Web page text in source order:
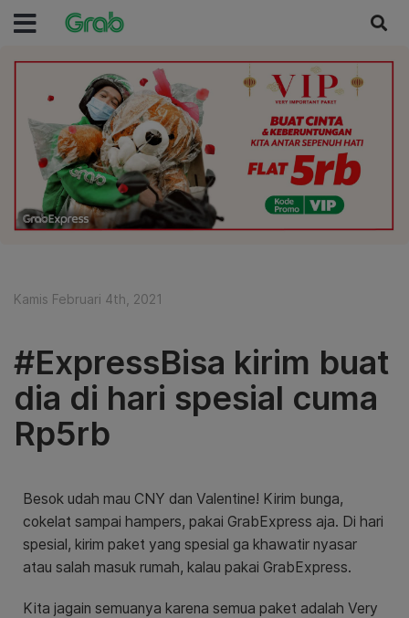
Kamis Februari 4th, 2021
#ExpressBisa kirim buat
dia di hari spesial cuma
Rp5rb
Besok udah mau CNY dan Valentine! Kirim bunga,
cokelat sampai hampers, pakai GrabExpress aja. Di hari
spesial, kirim paket yang spesial ga khawatir nyasar
atau salah masuk rumah, kalau pakai GrabExpress.
Kita jagain semuanya karena semua paket adalah Very